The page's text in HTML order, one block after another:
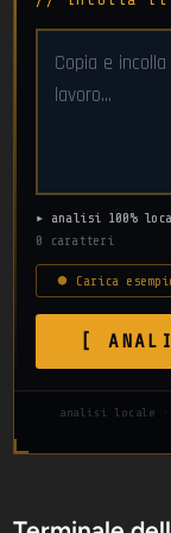
▸ analisi 100%
0 caratteri
⏺ Carica
[
analisi locale ·